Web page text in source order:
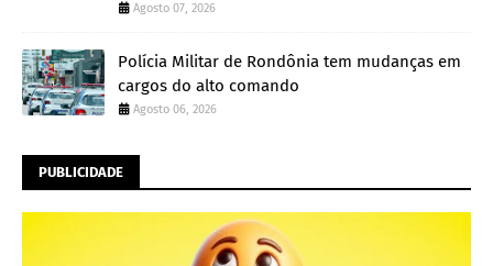
Agosto 07, 2026
Polícia Militar de Rondônia tem mudanças em
cargos do alto comando
Agosto 06, 2026
PUBLICIDADE